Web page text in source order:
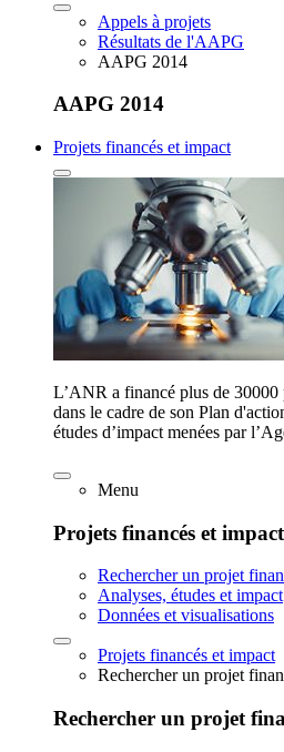
Appels à projets
Résultats de l'AAPG
AAPG 2014
AAPG 2014
Projets financés et impact
L’ANR a financé plus de 30000
dans le cadre de son Plan
études d’impact menées par
Menu
Projets financés et impact
Rechercher un projet
Analyses, études et impact
Données et visualisations
Projets financés et impact
Rechercher un projet
Rechercher un projet